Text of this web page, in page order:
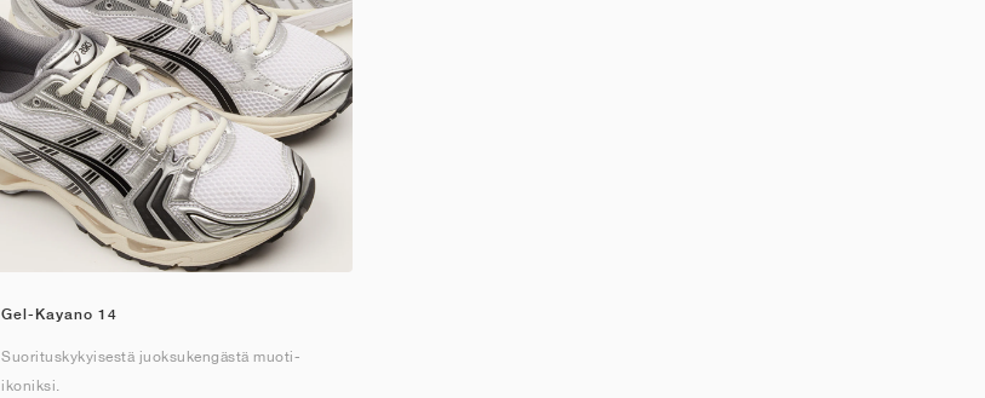
Gel-Kayano 14
Suorituskykyisestä juoksukengästä muoti-
ikoniksi.